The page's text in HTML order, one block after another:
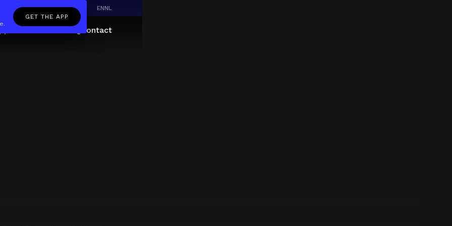
ENNL
Contact
GET THE APP